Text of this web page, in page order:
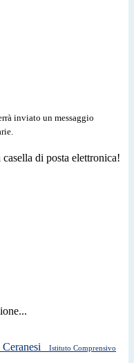
inviato un messaggio
di posta elettronica!
Istituto Comprensivo